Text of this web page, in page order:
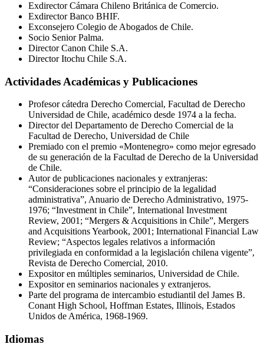
Exdirector Cámara Chileno Británica de Comercio.
Exdirector Banco BHIF.
Exconsejero Colegio de Abogados de Chile.
Socio Senior Palma.
Director Canon Chile S.A.
Director Itochu Chile S.A.
Actividades Académicas y Publicaciones
Profesor cátedra Derecho Comercial, Facultad de Derecho
Universidad de Chile, académico desde 1974 a la fecha.
Director del Departamento de Derecho Comercial de la
Facultad de Derecho, Universidad de Chile
Premiado con el premio «Montenegro» como mejor egresado
de su generación de la Facultad de Derecho de la Universidad
de Chile.
Autor de publicaciones nacionales y extranjeras:
“Consideraciones sobre el principio de la legalidad
administrativa”, Anuario de Derecho Administrativo, 1975-
1976; “Investment in Chile”, International Investment
Review, 2001; “Mergers & Acquisitions in Chile”, Mergers
and Acquisitions Yearbook, 2001; International Financial Law
Review; “Aspectos legales relativos a información
privilegiada en conformidad a la legislación chilena vigente”,
Revista de Derecho Comercial, 2010.
Expositor en múltiples seminarios, Universidad de Chile.
Expositor en seminarios nacionales y extranjeros.
Parte del programa de intercambio estudiantil del James B.
Conant High School, Hoffman Estates, Illinois, Estados
Unidos de América, 1968-1969.
Idiomas